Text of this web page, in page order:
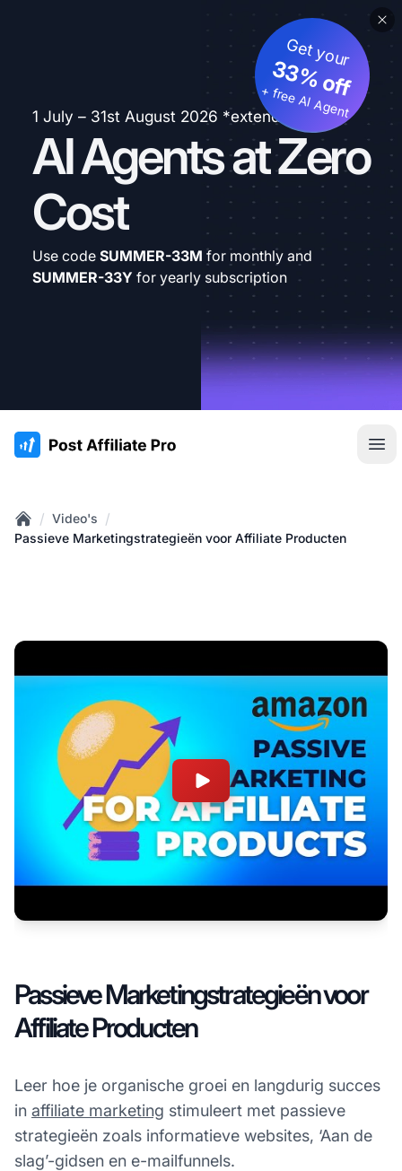
1 July – 31st August 2026 *extended
AI Agents at Zero
Cost
Get your
33% off
+ free AI Agent
Use code SUMMER-33M for monthly and
SUMMER-33Y for yearly subscription
:site.title
Home
/ Video's /
Passieve Marketingstrategieën voor Affiliate Producten
Passieve Marketingstrategieën voor
Affiliate Producten
Leer hoe je organische groei en langdurig succes
in affiliate marketing stimuleert met passieve
strategieën zoals informatieve websites, ‘Aan de
slag’-gidsen en e-mailfunnels.